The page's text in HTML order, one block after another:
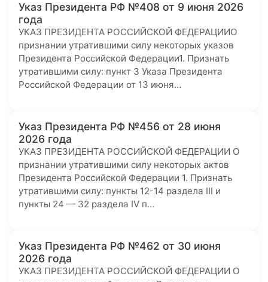
Указ Президента РФ №408 от 9 июня 2026
года
УКАЗ ПРЕЗИДЕНТА РОССИЙСКОЙ ФЕДЕРАЦИИО
признании утратившими силу некоторых указов
Президента Российской Федерации1. Признать
утратившими силу: пункт 3 Указа Президента
Российской Федерации от 13 июня…
Указ Президента РФ №456 от 28 июня
2026 года
УКАЗ ПРЕЗИДЕНТА РОССИЙСКОЙ ФЕДЕРАЦИИ О
признании утратившими силу некоторых актов
Президента Российской Федерации 1. Признать
утратившими силу: пункты 12-14 раздела III и
пункты 24 — 32 раздела IV п…
Указ Президента РФ №462 от 30 июня
2026 года
УКАЗ ПРЕЗИДЕНТА РОССИЙСКОЙ ФЕДЕРАЦИИ О